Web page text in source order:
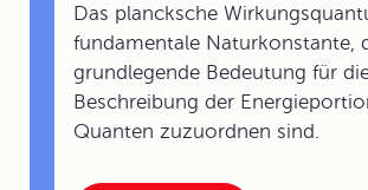
Das plancksche
fundamentale Naturkonstante,
grundlegende Bedeutung für
Beschreibung der
Quanten zuzuordnen sind.